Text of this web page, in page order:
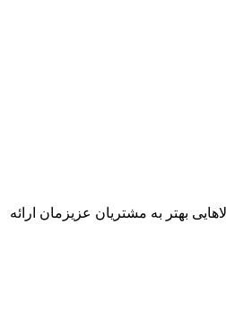
بهتر به مشتریان عزیزمان ارائه